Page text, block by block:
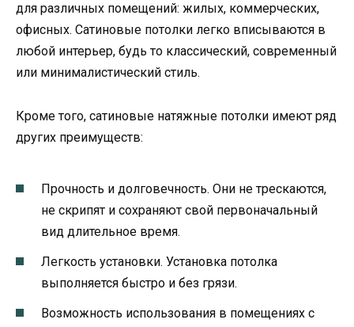
для различных помещений: жилых, коммерческих,
офисных. Сатиновые потолки легко вписываются в
любой интерьер, будь то классический, современный
или минималистический стиль.
Кроме того, сатиновые натяжные потолки имеют ряд
других преимуществ:
Прочность и долговечность. Они не трескаются,
не скрипят и сохраняют свой первоначальный
вид длительное время.
Легкость установки. Установка потолка
выполняется быстро и без грязи.
Возможность использования в помещениях с